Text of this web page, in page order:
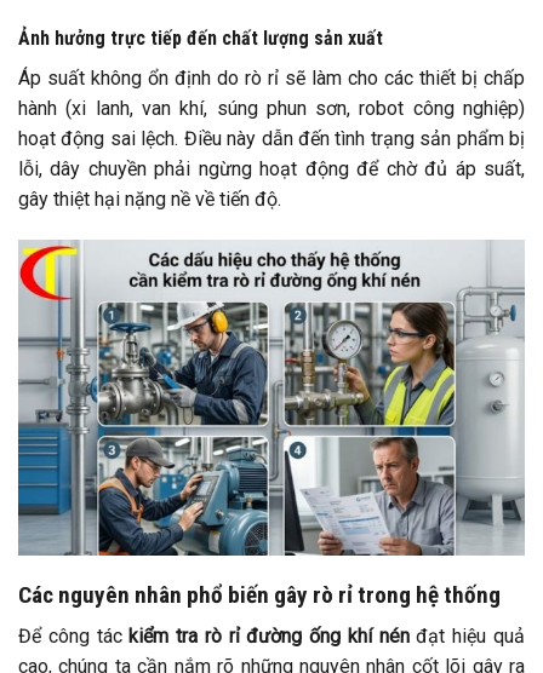
Ảnh hưởng trực tiếp đến chất lượng sản xuất
Áp suất không ổn định do rò rỉ sẽ làm cho các thiết bị chấp
hành (xi lanh, van khí, súng phun sơn, robot công nghiệp)
hoạt động sai lệch. Điều này dẫn đến tình trạng sản phẩm bị
lỗi, dây chuyền phải ngừng hoạt động để chờ đủ áp suất,
gây thiệt hại nặng nề về tiến độ.
Các nguyên nhân phổ biến gây rò rỉ trong hệ thống
Để công tác kiểm tra rò rỉ đường ống khí nénđạt hiệu quả
cao, chúng ta cần nắm rõ những nguyên nhân cốt lõi gây ra